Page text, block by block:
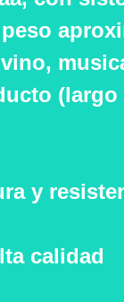
(largo
y
calidad